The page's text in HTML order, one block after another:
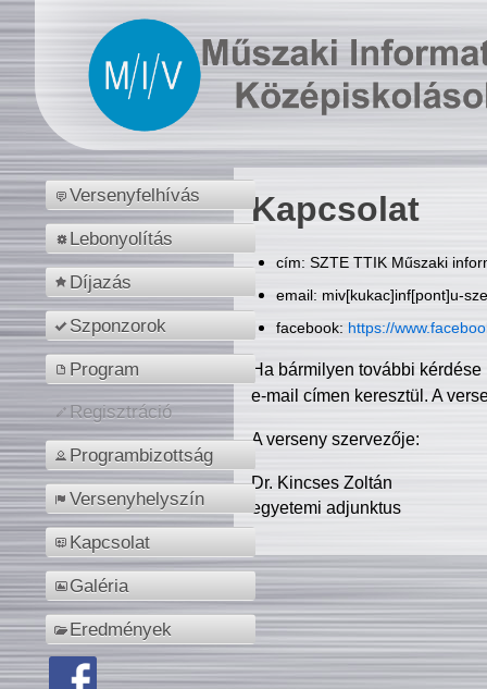
Versenyfelhívás
Lebonyolítás
Díjazás
Szponzorok
Program
Regisztráció
Programbizottság
Versenyhelyszín
Kapcsolat
Galéria
Eredmények
Kapcsolat
cím: SZTE TTIK Műszaki
email: miv[kukac]inf[pont]u-
facebook: https://
Ha bármilyen további
e-mail címen keresztül. A
A verseny szervezője:
Dr. Kincses Zoltán
egyetemi adjunktus